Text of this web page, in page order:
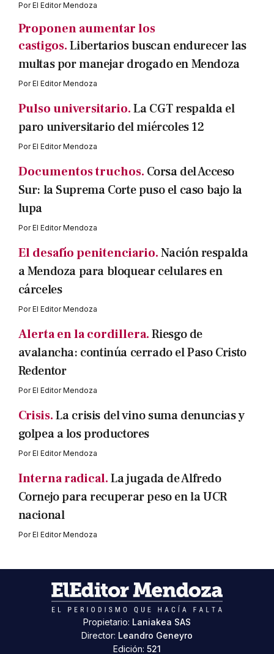
PorEl Editor Mendoza
Proponen aumentar los
castigos.Libertarios buscan endurecer las
multas por manejar drogado en Mendoza
PorEl Editor Mendoza
Pulso universitario.La CGT respalda el
paro universitario del miércoles 12
PorEl Editor Mendoza
Documentos truchos. Corsa del Acceso
Sur: la Suprema Corte puso el caso bajo la
lupa
PorEl Editor Mendoza
El desafío penitenciario.Nación respalda
a Mendoza para bloquear celulares en
cárceles
PorEl Editor Mendoza
Alerta en la cordillera.Riesgo de
avalancha: continúa cerrado el Paso Cristo
Redentor
PorEl Editor Mendoza
Crisis.La crisis del vino suma denuncias y
golpea a los productores
PorEl Editor Mendoza
Interna radical.La jugada de Alfredo
Cornejo para recuperar peso en la UCR
nacional
PorEl Editor Mendoza
Propietario: Laniakea SAS
Director: Leandro Geneyro
Edición: 521